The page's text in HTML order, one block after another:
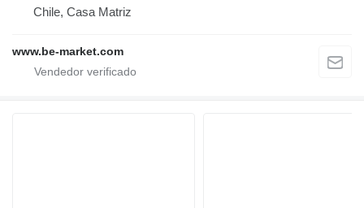
Chile, Casa Matriz
www.be-market.com